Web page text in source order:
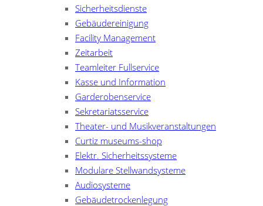
Sicherheitsdienste
Gebäudereinigung
Facility Management
Zeitarbeit
Teamleiter Fullservice
Kasse und Information
Garderobenservice
Sekretariatsservice
Theater- und Musikveranstaltungen
Curtiz museums-shop
Elektr. Sicherheitssysteme
Modulare Stellwandsysteme
Audiosysteme
Gebäudetrockenlegung